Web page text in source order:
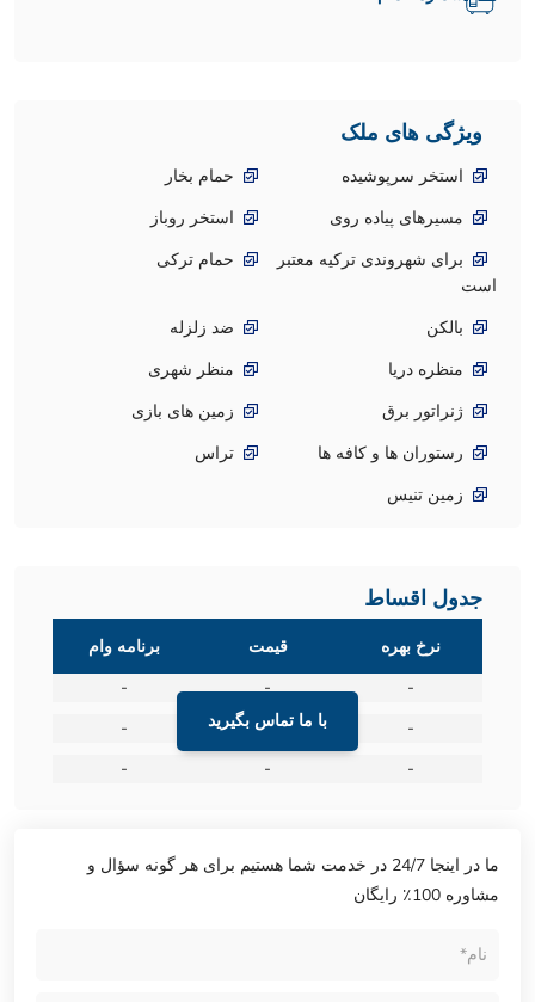
ویژگی های ملک
استخر سرپوشیده
حمام بخار
مسیرهای پیاده روی
استخر روباز
برای شهروندی ترکیه معتبر
است
حمام ترکی
بالکن
ضد زلزله
منظره دریا
منظر شهری
ژنراتور برق
زمین های بازی
رستوران ها و کافه ها
تراس
زمین تنیس
جدول اقساط
با ما تماس بگیرید
نرخ بهره قیمت
برنامه وام
-
-
-
-
-
-
-
-
-
ما در اینجا 24/7 در خدمت شما هستیم برای هر گونه سؤال و
مشاوره 100٪ رایگان